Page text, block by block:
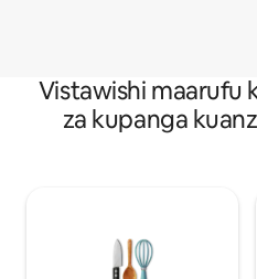
Vistawishi maarufu
za kupanga